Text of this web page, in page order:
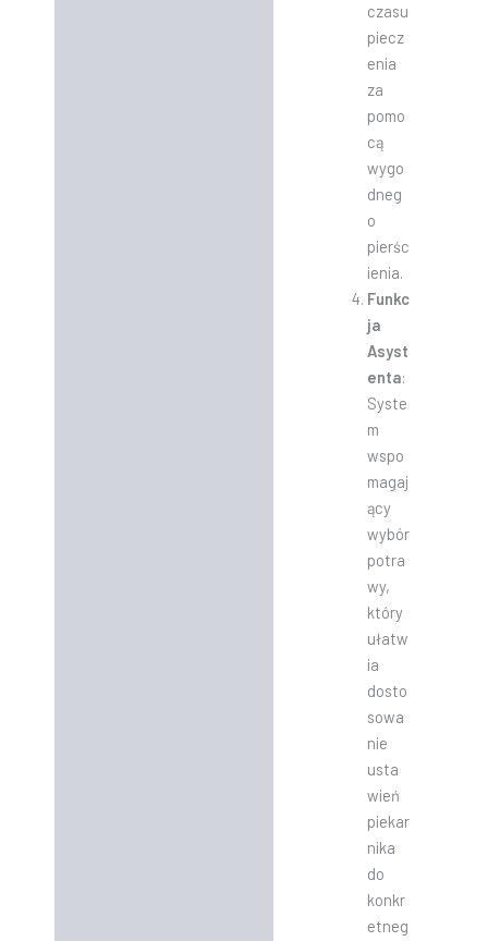
czasu
piecz
enia
za
pomo
cą
wygo
dneg
o
pierśc
ienia.
Funkc
ja
Asyst
enta:
Syste
m
wspo
magaj
ący
wybór
potra
wy,
który
ułatw
ia
dosto
sowa
nie
usta
wień
piekar
nika
do
konkr
etneg